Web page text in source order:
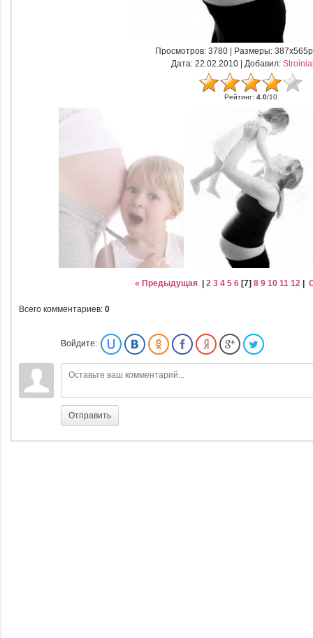
Просмотров: 3780 | Размеры:
Дата: 22.02.2010 | Добавил:
Рейтинг: 4.0/10
« Предыдущая 2 3 4 5 6 [7] 8 9 10 11 12
Всего комментариев: 0
Войдите:
Отправить